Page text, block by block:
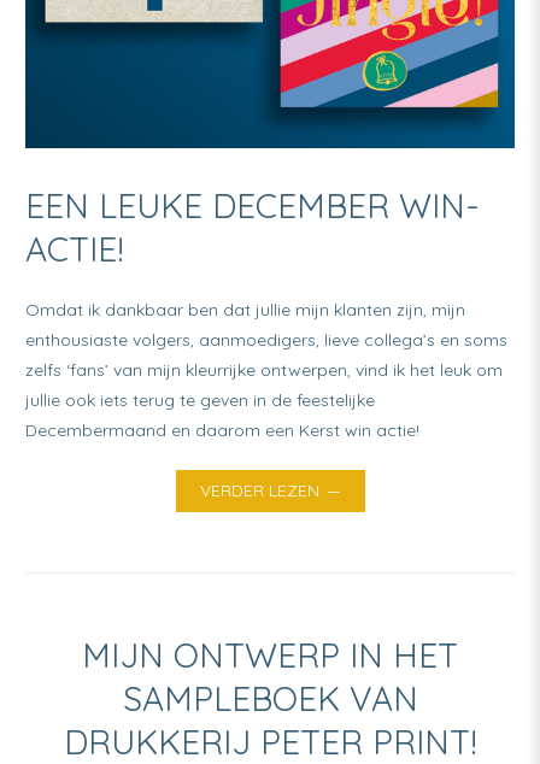
EEN LEUKE DECEMBER WIN-
ACTIE!
Omdat ik dankbaar ben dat jullie mijn klanten zijn, mijn
enthousiaste volgers, aanmoedigers, lieve collega’s en soms
zelfs ‘fans’ van mijn kleurrijke ontwerpen, vind ik het leuk om
jullie ook iets terug te geven in de feestelijke
Decembermaand en daarom een Kerst win actie!
VERDER LEZEN
MIJN ONTWERP IN HET
SAMPLEBOEK VAN
DRUKKERIJ PETER PRINT!